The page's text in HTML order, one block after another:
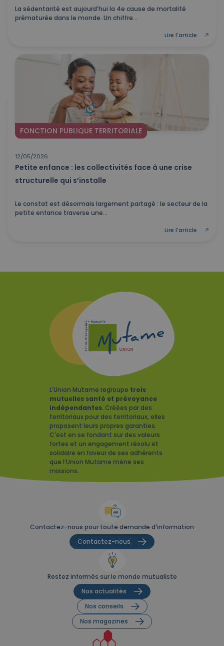
La sédentarité est aujourd’hui la 4e cause de mortalité
prématurée dans le monde. Un chiffre...
Lire l'article
FONCTION PUBLIQUE TERRITORIALE
12/05/2026
Petite enfance : les collectivités face à une crise
structurelle qui s’installe
Le constat est désormais largement partagé : le secteur de la
petite enfance traverse une...
Lire l'article
L’Union Mutame regroupe trois
mutuelles santé et prévoyance
indépendantes. Créées par des
territoriaux pour des territoriaux, elles
proposent leurs propres garanties.
C’est en se fondant sur des valeurs
fortes et un engagement résolu et
solidaire en faveur de ses adhérents
que l’Union Mutame mène ses
missions.
Contactez-nous pour toute demande d'information
Contactez-nous
Restez informés sur le monde mutualiste
Nos actualités
Nos conseils
Nos magazines